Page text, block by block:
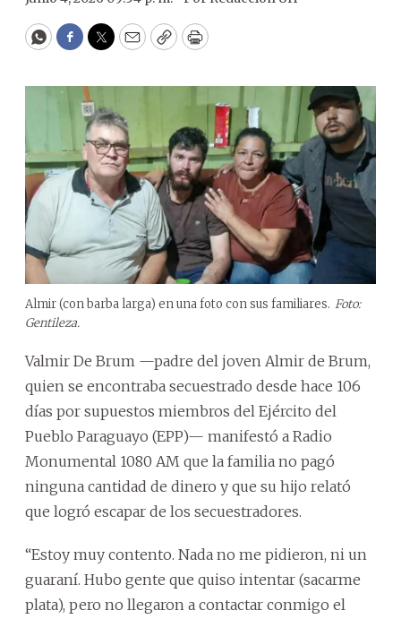
WhatsApp
Facebook
Twitter
EmailCopyPrint
Almir (con barba larga) en una foto con sus familiares. Foto:
Gentileza.
Valmir De Brum —padre del joven Almir de Brum,
quien se encontraba secuestrado desde hace 106
días por supuestos miembros del Ejército del
Pueblo Paraguayo (EPP)— manifestó a Radio
Monumental 1080 AM que la familia no pagó
ninguna cantidad de dinero y que su hijo relató
que logró escapar de los secuestradores.
“Estoy muy contento. Nada no me pidieron, ni un
guaraní. Hubo gente que quiso intentar (sacarme
plata), pero no llegaron a contactar conmigo el